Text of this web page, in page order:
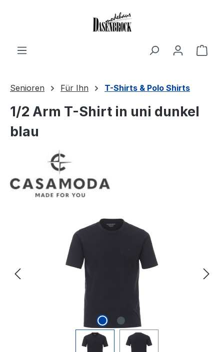
Senioren Für Ihn T-Shirts & Polo Shirts
1/2 Arm T-Shirt in uni dunkel
blau
Bildergalerie überspringen